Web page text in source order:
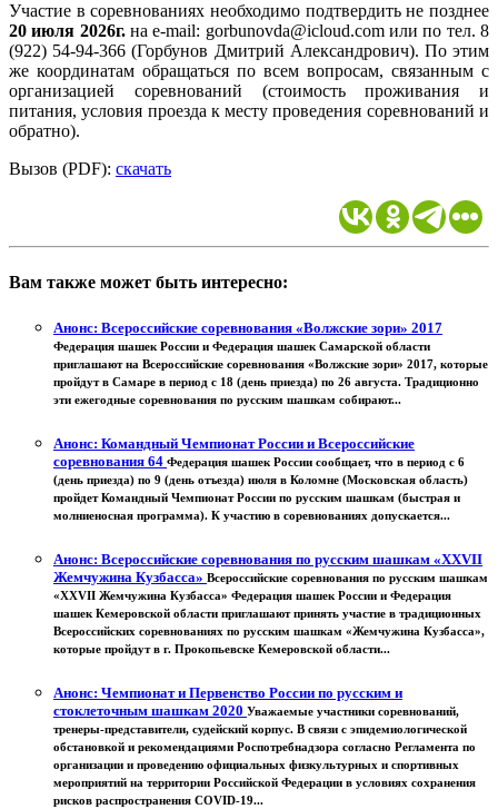
Участие в соревнованиях необходимо подтвердить не позднее
20 июля 2026г.на e-mail: gorbunovda@icloud.com или по тел. 8
(922) 54-94-366 (Горбунов Дмитрий Александрович). По этим
же координатам обращаться по всем вопросам, связанным с
организацией соревнований (стоимость проживания и
питания, условия проезда к месту проведения соревнований и
обратно).
Вызов (PDF): скачать
Вам также может быть интересно:
Анонс: Всероссийские соревнования «Волжские зори» 2017
Федерация шашек России и Федерация шашек Самарской области
приглашают на Всероссийские соревнования «Волжские зори» 2017, которые
пройдут в Самаре в период с 18 (день приезда) по 26 августа. Традиционно
эти ежегодные соревнования по русским шашкам собирают...
Анонс: Командный Чемпионат России и Всероссийские
соревнования 64 Федерация шашек России сообщает, что в период с 6
(день приезда) по 9 (день отъезда) июля в Коломне (Московская область)
пройдет Командный Чемпионат России по русским шашкам (быстрая и
молниеносная программа). К участию в соревнованиях допускается...
Анонс: Всероссийские соревнования по русским шашкам «XXVII
Жемчужина Кузбасса» Всероссийские соревнования по русским шашкам
«XXVII Жемчужина Кузбасса» Федерация шашек России и Федерация
шашек Кемеровской области приглашают принять участие в традиционных
Всероссийских соревнованиях по русским шашкам «Жемчужина Кузбасса»,
которые пройдут в г. Прокопьевске Кемеровской области...
Анонс: Чемпионат и Первенство России по русским и
стоклеточным шашкам 2020 Уважаемые участники соревнований,
тренеры-представители, судейский корпус. В связи с эпидемиологической
обстановкой и рекомендациями Роспотребнадзора согласно Регламента по
организации и проведению официальных физкультурных и спортивных
мероприятий на территории Российской Федерации в условиях сохранения
рисков распространения COVID-19...